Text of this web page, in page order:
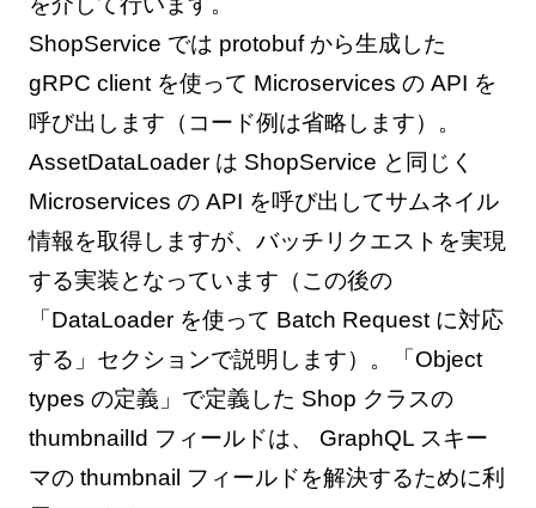
ShopService では protobuf から生成した
gRPC client を使って Microservices の API を
呼び出します（コード例は省略します）。
AssetDataLoader は ShopService と同じく
Microservices の API を呼び出してサムネイル
情報を取得しますが、バッチリクエストを実現
する実装となっています（この後の
「DataLoader を使って Batch Request に対応
する」セクションで説明します）。「Object
types の定義」で定義した Shop クラスの
thumbnailId フィールドは、 GraphQL スキー
マの thumbnail フィールドを解決するために利